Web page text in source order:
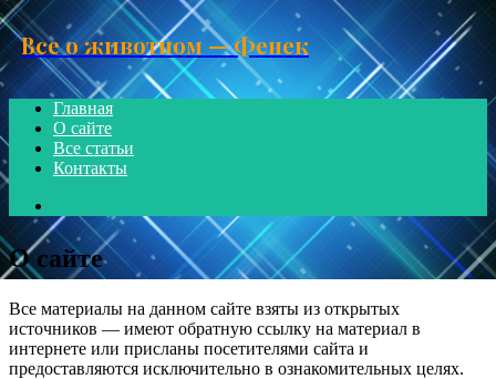
Menu
Все о животном — Фенек
Главная
О сайте
Все статьи
Контакты
for
О сайте
Все материалы на данном сайте взяты из открытых
источников — имеют обратную ссылку на материал в
интернете или присланы посетителями сайта и
предоставляются исключительно в ознакомительных целях.